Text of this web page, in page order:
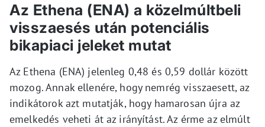
Az Ethena (ENA) a közelmúltbeli
visszaesés után potenciális
bikapiaci jeleket mutat
Az Ethena (ENA) jelenleg 0,48 és 0,59 dollár között
mozog. Annak ellenére, hogy nemrég visszaesett, az
indikátorok azt mutatják, hogy hamarosan újra az
emelkedés veheti át az irányítást. Az érme az elmúlt